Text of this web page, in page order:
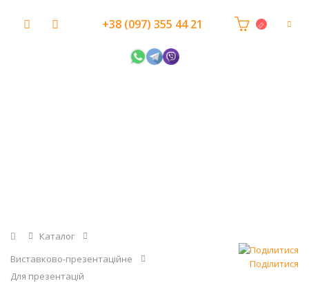
+38 (097) 355 44 21
Головна
Каталог
Виставково-презентаційне
Для презентацій
Поділитися